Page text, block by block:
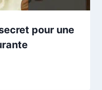
pour une